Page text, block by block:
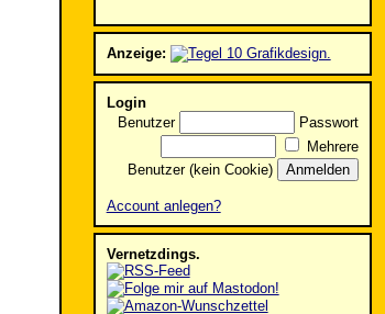
Anzeige:
Login
Benutzer
Passwort
Mehrere
Benutzer (kein Cookie)
Account anlegen?
Vernetzdings.